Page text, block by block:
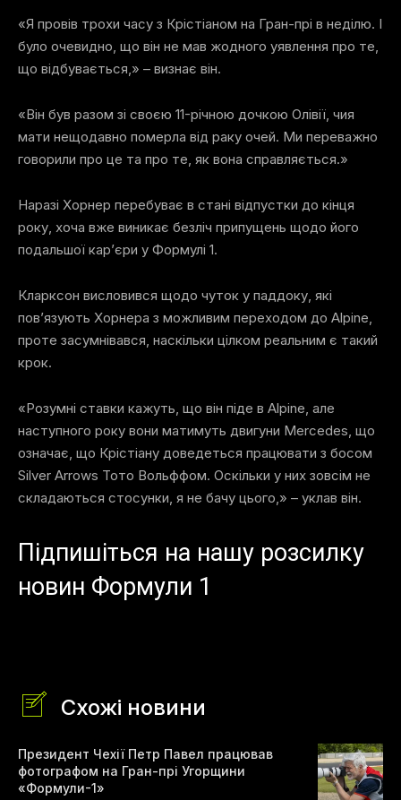
«Я провів трохи часу з Крістіаном на Гран-прі в неділю. І
було очевидно, що він не мав жодного уявлення про те,
що відбувається,» – визнає він.
«Він був разом зі своєю 11-річною дочкою Олівії, чия
мати нещодавно померла від раку очей. Ми переважно
говорили про це та про те, як вона справляється.»
Наразі Хорнер перебуває в стані відпустки до кінця
року, хоча вже виникає безліч припущень щодо його
подальшої кар’єри у Формулі 1.
Кларксон висловився щодо чуток у паддоку, які
пов’язують Хорнера з можливим переходом до Alpine,
проте засумнівався, наскільки цілком реальним є такий
крок.
«Розумні ставки кажуть, що він піде в Alpine, але
наступного року вони матимуть двигуни Mercedes, що
означає, що Крістіану доведеться працювати з босом
Silver Arrows Тото Вольффом. Оскільки у них зовсім не
складаються стосунки, я не бачу цього,» – уклав він.
Підпишіться на нашу розсилку
новин Формули 1
Схожі новини
Президент Чехії Петр Павел працював
фотографом на Гран-прі Угорщини
«Формули-1»